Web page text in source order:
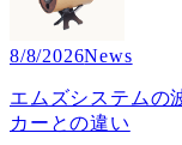
8/8/2026News
エムズシステムの
カーとの違い